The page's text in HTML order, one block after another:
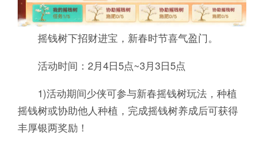
摇钱树下招财进宝，新春时节喜气盈门。
活动时间：2月4日5点~3月3日5点
1)活动期间少侠可参与新春摇钱树玩法，种植
摇钱树或协助他人种植，完成摇钱树养成后可获得
丰厚银两奖励！